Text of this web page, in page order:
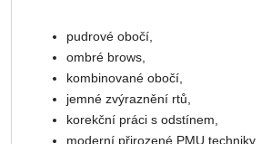
pudrové obočí,
ombré brows,
kombinované obočí,
jemné zvýraznění rtů,
korekční práci s odstínem,
moderní přirozené PMU techniky.